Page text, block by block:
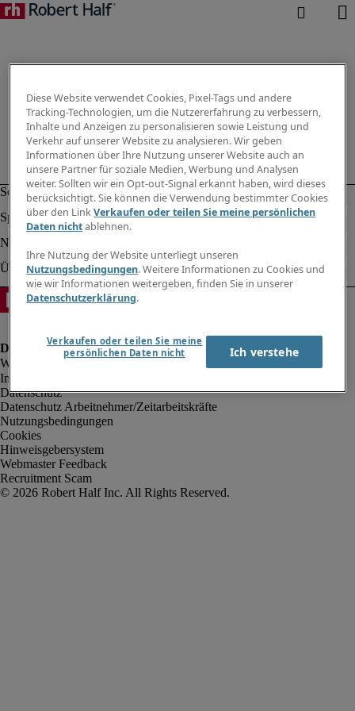
Impressum
Datenschutz
Datenschutz Arbeitnehmer/Zeitarbeitskräfte
Nutzungsbedingungen
Cookies
Hinweisgebersystem
Webmaster Feedback
Recruitment Scam
Diese Website verwendet Cookies, Pixel-Tags und andere
Tracking-Technologien, um die Nutzererfahrung zu verbessern,
Inhalte und Anzeigen zu personalisieren sowie Leistung und
Verkehr auf unserer Website zu analysieren. Wir geben
Informationen über Ihre Nutzung unserer Website auch an
unsere Partner für soziale Medien, Werbung und Analysen
weiter. Sollten wir ein Opt-out-Signal erkannt haben, wird dieses
berücksichtigt. Sie können die Verwendung bestimmter Cookies
über den LinkVerkaufen oder teilen Sie meine persönlichen
Daten nichtablehnen.
Ihre Nutzung der Website unterliegt unseren
Nutzungsbedingungen. Weitere Informationen zu Cookies und
wie wir Informationen weitergeben, finden Sie in unserer
Datenschutzerklärung.
Verkaufen oder teilen Sie meine
persönlichen Daten nicht
Ich verstehe